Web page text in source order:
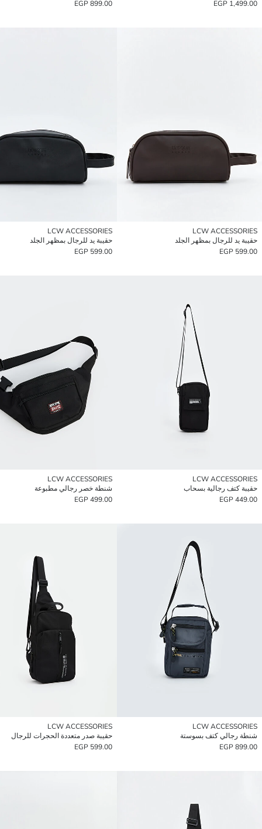
1,499.00 EGP
899.00 EGP
LCW ACCESSORIES
حقيبة يد للرجال بمظهر الجلد
599.00 EGP
LCW ACCESSORIES
حقيبة يد للرجال بمظهر الجلد
599.00 EGP
LCW ACCESSORIES
حقيبة كتف رجالية بسحاب
449.00 EGP
LCW ACCESSORIES
شنطة خصر رجالي مطبوعة
499.00 EGP
LCW ACCESSORIES
شنطة رجالي كتف بسوستة
899.00 EGP
LCW ACCESSORIES
حقيبة صدر متعددة الحجرات للرجال
599.00 EGP